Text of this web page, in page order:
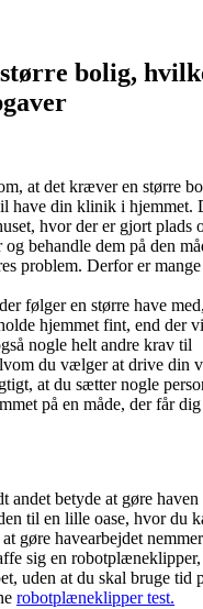
bolig,
at det kræver en større
have din klinik i hjemmet.
hvor der er gjort plads
behandle dem på den
problem. Derfor er
følger en større have
hjemmet fint, end der
nogle helt andre krav til
du vælger at drive din
at du sætter nogle
på en måde, der får
andet betyde at gøre
til en lille oase, hvor du
gøre havearbejdet
sig en
uden at du skal bruge tid
robotplæneklipper test.